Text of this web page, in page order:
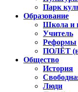
Парк
Образование
Школа и
Учитель
Реформы
ПОЛЁТ
Общество
История
Люди